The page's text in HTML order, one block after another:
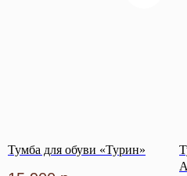
Тумба для обуви «Турин»